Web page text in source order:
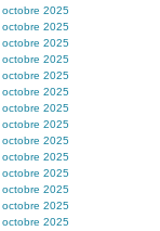
octobre 2025
octobre 2025
octobre 2025
octobre 2025
octobre 2025
octobre 2025
octobre 2025
octobre 2025
octobre 2025
octobre 2025
octobre 2025
octobre 2025
octobre 2025
octobre 2025